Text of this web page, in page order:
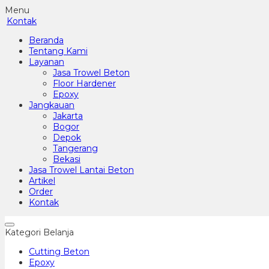
Menu
Kontak
Beranda
Tentang Kami
Layanan
Jasa Trowel Beton
Floor Hardener
Epoxy
Jangkauan
Jakarta
Bogor
Depok
Tangerang
Bekasi
Jasa Trowel Lantai Beton
Artikel
Order
Kontak
Kategori Belanja
Cutting Beton
Epoxy